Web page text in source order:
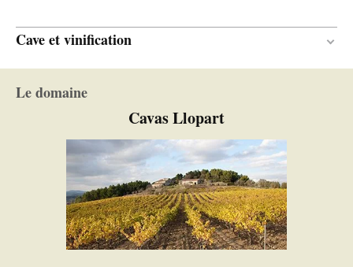
Cave et vinification
Le domaine
Cavas Llopart